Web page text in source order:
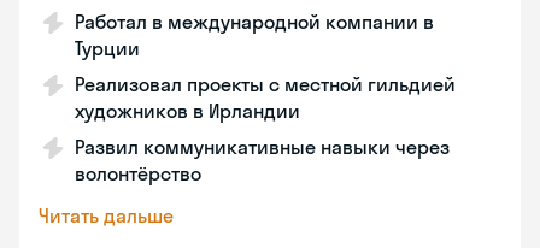
Работал в международной компании в
Турции
Реализовал проекты с местной гильдией
художников в Ирландии
Развил коммуникативные навыки через
волонтёрство
Читать дальше